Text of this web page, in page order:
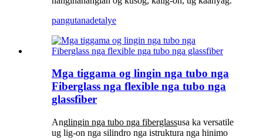
pangutanadetalye
Mga tiggama og lingin nga tubo nga
Fiberglass nga flexible nga tubo nga
glassfiber
Anglingin nga tubo nga fiberglassusa ka versatile
ug lig-on nga silindro nga istruktura nga hinimo